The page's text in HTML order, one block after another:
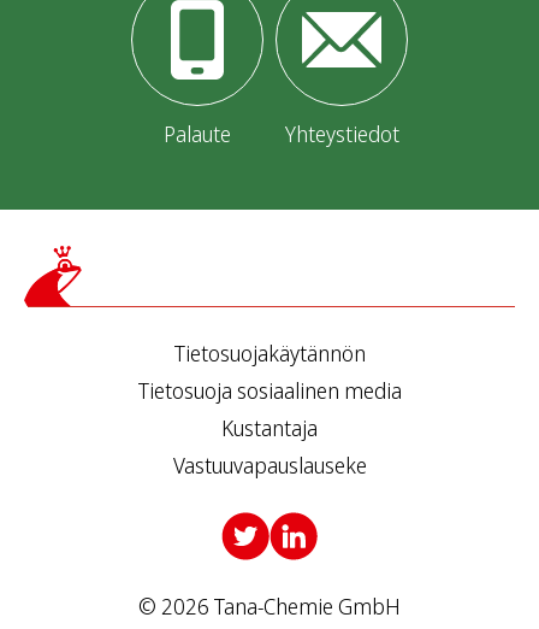
Palaute Yhteystiedot
© 2026 Tana-Chemie GmbH
Tietosuojakäytännön
Tietosuoja sosiaalinen media
Kustantaja
Vastuuvapauslauseke